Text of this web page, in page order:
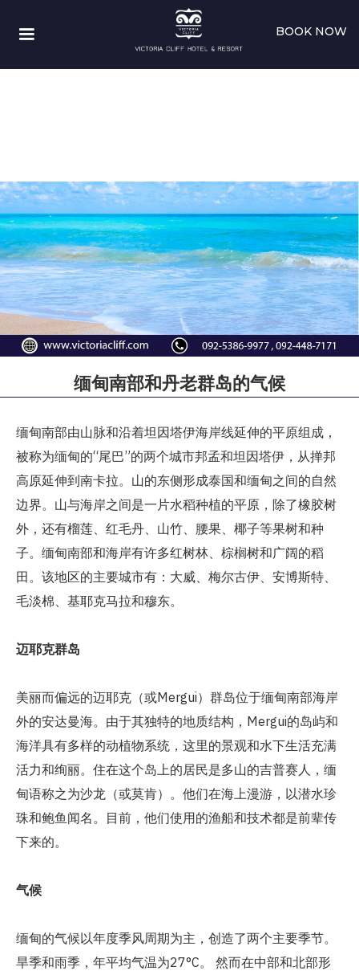
BOOK NOW
缅甸南部和丹老群岛的气候​
缅甸南部由山脉和沿着坦因塔伊海岸线延伸的平原组成，
被称为缅甸的“尾巴”的两个城市邦孟和坦因塔伊，从掸邦
高原延伸到南卡拉。山的东侧形成泰国和缅甸之间的自然
边界。山与海岸之间是一片水稻种植的平原，除了橡胶树
外，还有榴莲、红毛丹、山竹、腰果、椰子等果树和种
子。缅甸南部和海岸有许多红树林、棕榈树和广阔的稻
田。该地区的主要城市有：大威、梅尔古伊、安博斯特、
毛淡棉、基耶克马拉和穆东。
迈耶克群岛
美丽而偏远的迈耶克（或Mergui）群岛位于缅甸南部海岸
外的安达曼海。由于其独特的地质结构，Mergui的岛屿和
海洋具有多样的动植物系统，这里的景观和水下生活充满
活力和绚丽。住在这个岛上的居民是多山的吉普赛人，缅
甸语称之为沙龙（或莫肯）。他们在海上漫游，以潜水珍
珠和鲍鱼闻名。目前，他们使用的渔船和技术都是前辈传
下来的。
气候
缅甸的气候以年度季风周期为主，创造了两个主要季节。
旱季和雨季，年平均气温为27°C。 然而在中部和北部形